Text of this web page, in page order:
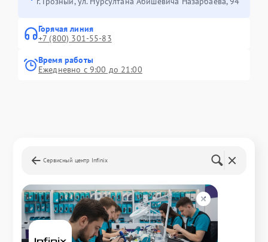
Горячая линия
+7 (800) 301-55-83
Время работы
Ежедневно с 9:00 до 21:00
Сервисный центр Infinix